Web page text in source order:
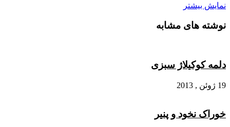
نمایش بیشتر
نوشته های مشابه
دلمه کوکیلاژ سبزی
19 ژوئن , 2013
خوراک نخود و پنیر